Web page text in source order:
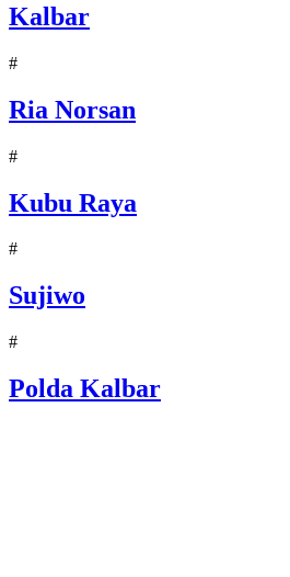
Kalbar
#
Ria Norsan
#
Kubu Raya
#
Sujiwo
#
Polda Kalbar